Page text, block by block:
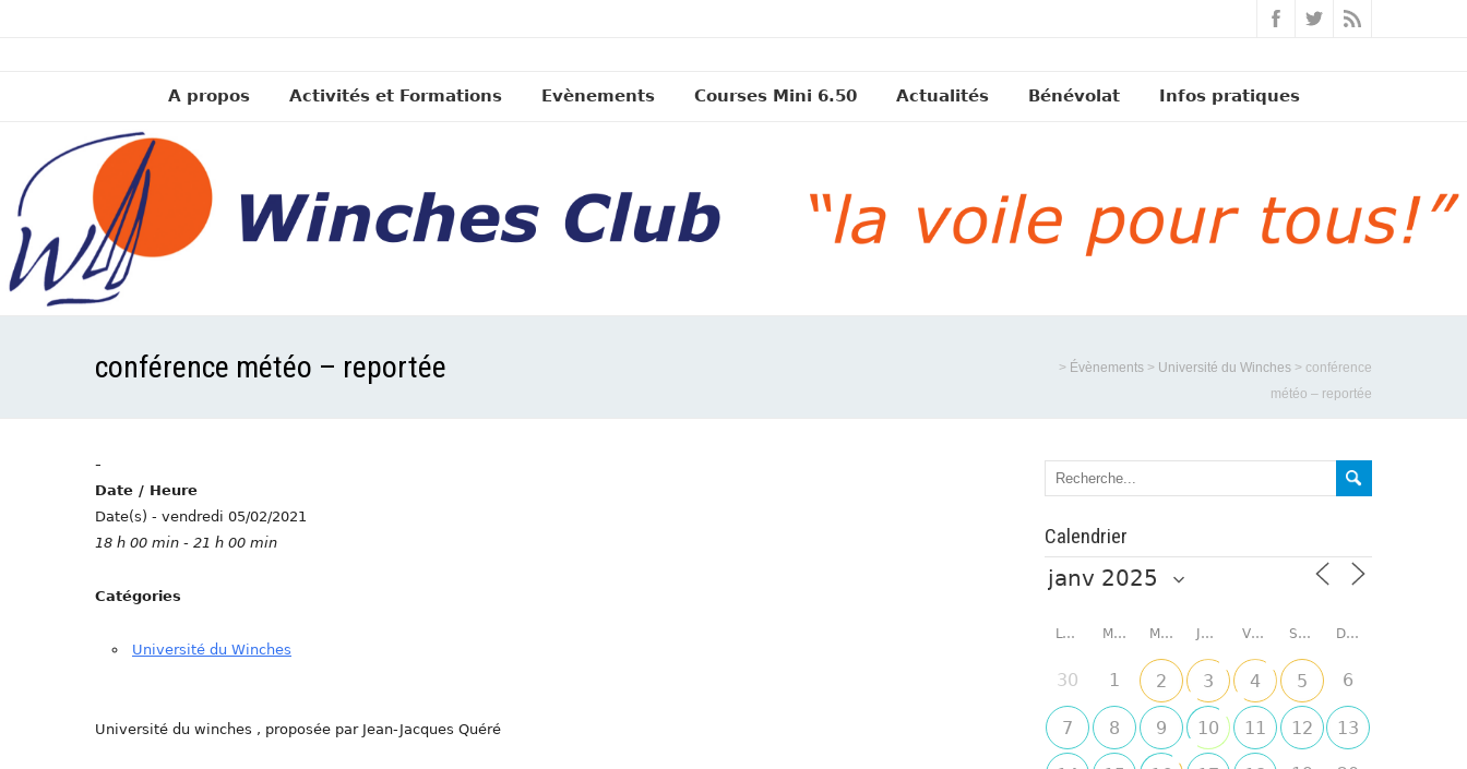
A propos Activités et Formations Evènements Courses Mini 6.50 Actualités Bénévolat Infos pratiques
conférence météo – reportée > Évènements > Université du Winches > conférence
météo – reportée
-
Date / Heure
Date(s) - vendredi 05/02/2021
18 h 00 min - 21 h 00 min
Catégories
Université du Winches
Université du winches , proposée par Jean-Jacques Quéré
Calendrier
LUNDI MARDI MERCREDI JEUDI VENDREDI SAMEDI DIMANCHE
30 1 2 3 4 5 6
7 8 9 10 11 12 13